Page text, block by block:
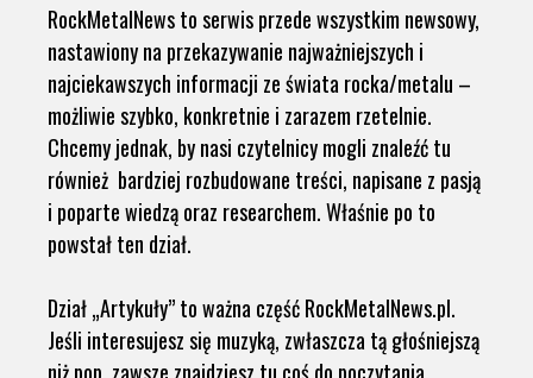
RockMetalNews to serwis przede wszystkim newsowy,
nastawiony na przekazywanie najważniejszych i
najciekawszych informacji ze świata rocka/metalu –
możliwie szybko, konkretnie i zarazem rzetelnie.
Chcemy jednak, by nasi czytelnicy mogli znaleźć tu
również bardziej rozbudowane treści, napisane z pasją
i poparte wiedzą oraz researchem. Właśnie po to
powstał ten dział.
Dział „Artykuły” to ważna część RockMetalNews.pl.
Jeśli interesujesz się muzyką, zwłaszcza tą głośniejszą
niż pop, zawsze znajdziesz tu coś do poczytania.